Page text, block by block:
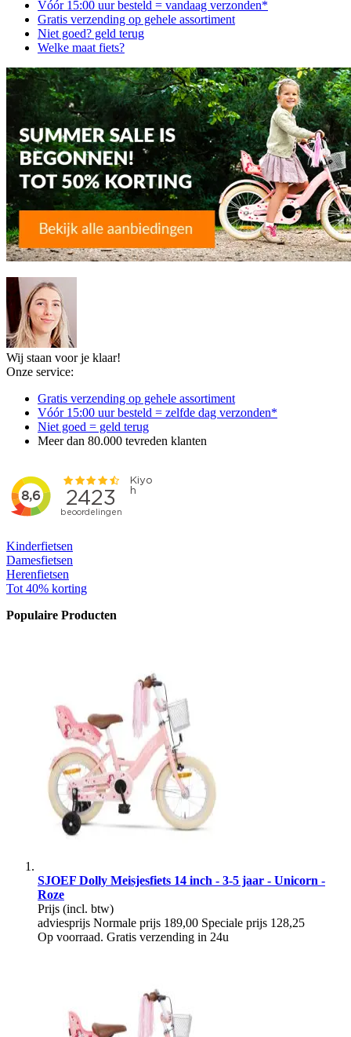
Vóór 15:00 uur besteld = vandaag verzonden*
Gratis verzending op gehele assortiment
Niet goed? geld terug
Welke maat fiets?
Wij staan voor je klaar!
Onze service:
Gratis verzending op gehele assortiment
Vóór 15:00 uur besteld = zelfde dag verzonden*
Niet goed = geld terug
Meer dan 80.000 tevreden klanten
Kinderfietsen
Damesfietsen
Herenfietsen
Tot 40% korting
Populaire Producten
SJOEF Dolly Meisjesfiets 14 inch - 3-5 jaar - Unicorn -
Roze
Prijs (incl. btw)
adviesprijs Normale prijs 189,00 Speciale prijs 128,25
Op voorraad. Gratis verzending in 24u